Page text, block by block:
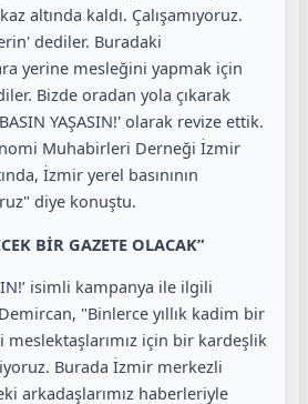
altında kaldı. Çalışamıyoruz.
dediler. Buradaki
yerine mesleğini yapmak için
Bizde oradan yola çıkarak
YAŞASIN!' olarak revize ettik.
Muhabirleri Derneği İzmir
İzmir yerel basınının
diye konuştu.
BİR GAZETE OLACAK”
isimli kampanya ile ilgili
"Binlerce yıllık kadim bir
için bir kardeşlik
Burada İzmir merkezli
arkadaşlarımız haberleriyle